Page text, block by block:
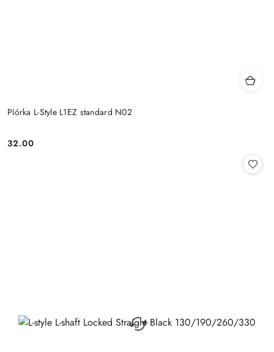
PIórka L-Style L1EZ standard N02
Cena:
32.00